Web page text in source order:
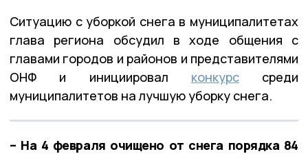
Ситуацию с уборкой снега в муниципалитетах
глава региона обсудил в ходе общения с
главами городов и районов и представителями
ОНФ и инициировал конкурссреди
муниципалитетов на лучшую уборку снега.
– На 4 февраля очищено от снега порядка 84